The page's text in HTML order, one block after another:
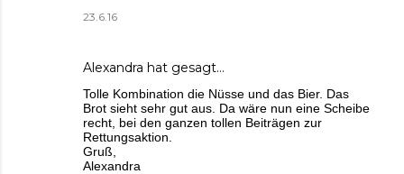
23.6.16
Alexandra hat gesagt…
Tolle Kombination die Nüsse und das Bier. Das
Brot sieht sehr gut aus. Da wäre nun eine Scheibe
recht, bei den ganzen tollen Beiträgen zur
Rettungsaktion.
Gruß,
Alexandra